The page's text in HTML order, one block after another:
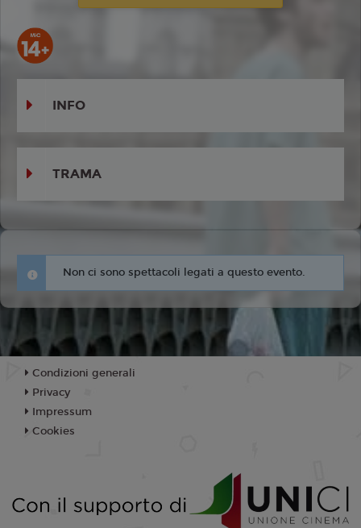
INFO
TRAMA
Non ci sono spettacoli legati a questo evento.
Condizioni generali
Privacy
Impressum
Cookies